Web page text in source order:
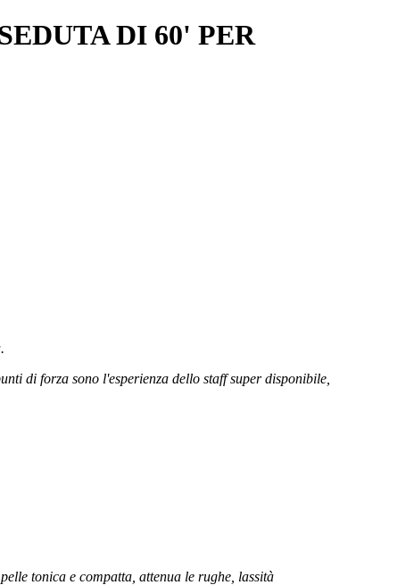
DI 60' PER
di forza sono l'esperienza dello staff super disponibile,
tonica e compatta, attenua le rughe, lassità